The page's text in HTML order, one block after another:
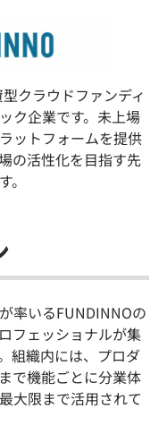
クラウドファンディ
ク企業です。未上場
ットフォームを提供
の活性化を目指す先
率いるFUNDINNOの
フェッショナルが集
組織内には、プロダ
で機能ごとに分業体
大限まで活用されて